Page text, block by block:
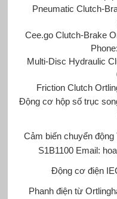
Pneumatic Clutch-
Cee.go Clutch-Brake
Multi-Disc Hydraulic
Friction Clutch
Động cơ hộp số trục
Cảm biến chuyển động
S1B1100 Email:
Động cơ điện
Phanh điện từ